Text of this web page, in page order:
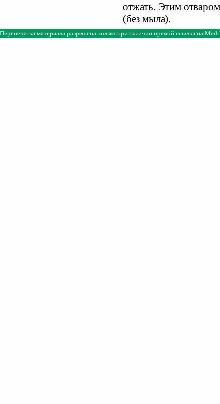
отжать. Этим
(без мыла).
Перепечатка материала разрешена только при наличии прямой ссылки на